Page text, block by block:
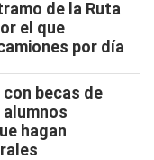
de la Ruta
el que
por día
becas de
alumnos
hagan